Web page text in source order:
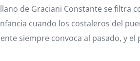
de Graciani Constante se filtra
cuando los costaleros del
siempre convoca al pasado, y